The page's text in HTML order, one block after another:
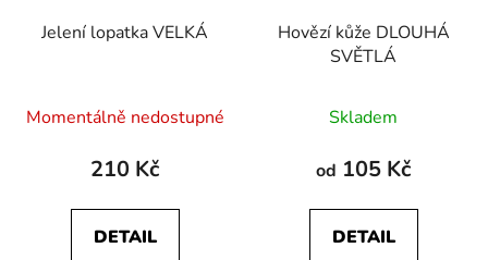
Jelení lopatka VELKÁ
hodnocení
produktu
5,0
z
Momentálně nedostupné
210 Kč
DETAIL
Hovězí kůže DLOUHÁ
SVĚTLÁ
hodnocení
produktu
4,0
z
Skladem
od 105 Kč
DETAIL